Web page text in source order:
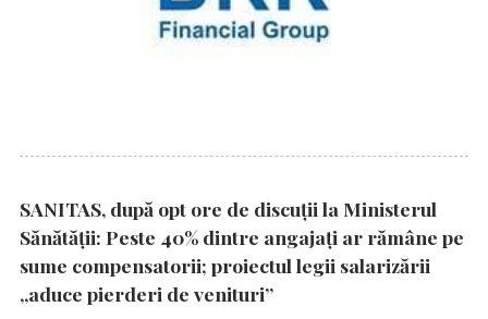
SANITAS, după opt ore de discuții la Ministerul
Sănătății: Peste 40% dintre angajați ar rămâne pe
sume compensatorii; proiectul legii salarizării
„aduce pierderi de venituri”